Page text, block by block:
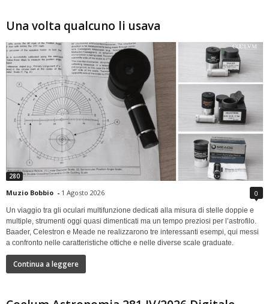
Una volta qualcuno li usava
280
Muzio Bobbio - 1 Agosto 2026 0
Un viaggio tra gli oculari multifunzione dedicati alla misura di stelle doppie e
multiple, strumenti oggi quasi dimenticati ma un tempo preziosi per l’astrofilo.
Baader, Celestron e Meade ne realizzarono tre interessanti esempi, qui messi
a confronto nelle caratteristiche ottiche e nelle diverse scale graduate.
Continua a leggere